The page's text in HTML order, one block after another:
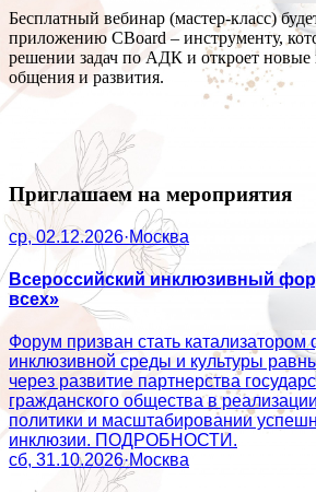
Бесплатный вебинар (мастер-класс)
приложению CBoard – инструменту,
решении задач по АДК и откроет новые
общения и развития.
Приглашаем на мероприятия
ср, 02.12.2026·Москва
Всероссийский инклюзивный
всех»
Форум призван стать
инклюзивной среды и культуры
через развитие партнерства
гражданского общества в
политики и масштабировании
инклюзии. ПОДРОБНОСТИ.
сб, 31.10.2026·Москва